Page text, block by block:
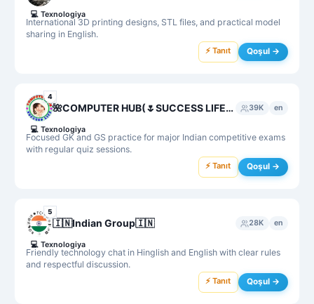
International 3D printing designs, STL files, and practical model
sharing in English.
💻 Texnologiya
⚡ Tanıt Qoşul →
4
🌺COMPUTER HUB(🌷SUCCESS LIFE) GK, GS , Agniveer NAA,Science, MPPSC, UPSC,SSC MTS,CHSL,SI,UPSSC GK,ARMY, ALL GK 39K en
Focused GK and GS practice for major Indian competitive exams
with regular quiz sessions.
💻 Texnologiya
⚡ Tanıt Qoşul →
5
🇮🇳Indian Group🇮🇳 28K en
Friendly technology chat in Hinglish and English with clear rules
and respectful discussion.
💻 Texnologiya
⚡ Tanıt Qoşul →